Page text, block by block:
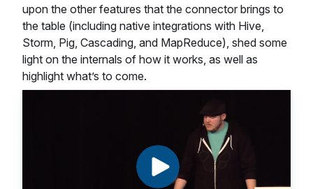
upon the other features that the connector brings to
the table (including native integrations with Hive,
Storm, Pig, Cascading, and MapReduce), shed some
light on the internals of how it works, as well as
highlight what’s to come.